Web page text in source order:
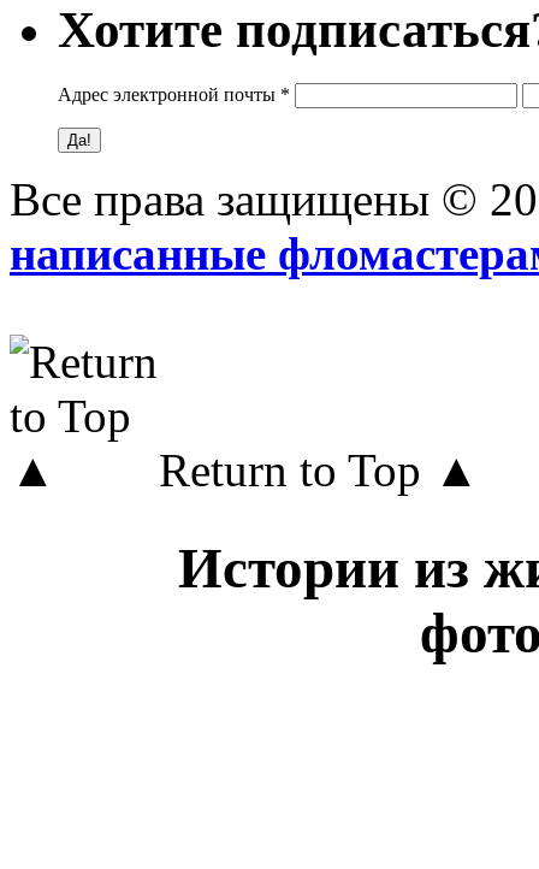
Хотите
Адрес электронной почты *
Все права защищены ©
написанные
Return to Top ▲
Истории из